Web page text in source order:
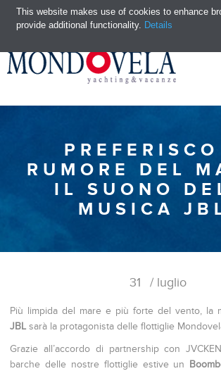
RUMORE DEL
IL SUONO
MUSICA
31 / luglio
Più limpida del mare e più forte del vento, la
JBL sarà la protagonista delle flottiglie
Grazie all’accordo di partnership con
barche delle nostre flottiglie estive un
This website makes use of cookies to enhance
provide additional functionality. Details